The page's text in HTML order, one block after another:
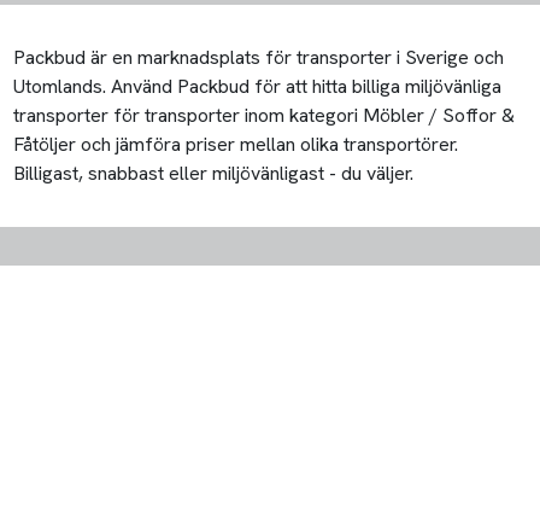
Packbud är en marknadsplats för transporter i Sverige och
Utomlands. Använd Packbud för att hitta billiga miljövänliga
transporter för transporter inom kategori Möbler / Soffor &
Fåtöljer och jämföra priser mellan olika transportörer.
Billigast, snabbast eller miljövänligast - du väljer.